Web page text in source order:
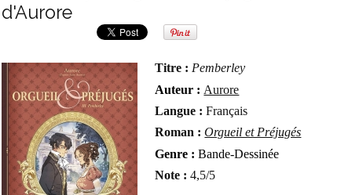
d'Aurore
Titre : Pemberley
Auteur : Aurore
Langue : Français
Roman :Orgueil et Préjugés
Genre : Bande-Dessinée
Note : 4,5/5